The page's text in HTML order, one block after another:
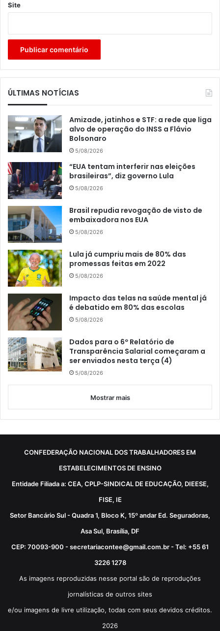
Site
ÚLTIMAS NOTÍCIAS
Amizade, jatinhos e STF: a rede que liga
alvo de operação do INSS a Flávio
Bolsonaro
5/08/2026
“EUA tentam interferir nas eleições
brasileiras”, diz governo Lula
5/08/2026
Brasil repudia revogação de visto de
embaixadora nos EUA
5/08/2026
Lula já cumpriu mais de 80% das
promessas feitas em 2022
5/08/2026
Impacto das telas na saúde mental já
é debatido em 80% das escolas
5/08/2026
Dados para o 6º Relatório de
Transparência Salarial começaram a
ser enviados nesta terça (4)
5/08/2026
Mostrar mais
CONFEDERAÇÃO NACIONAL DOS TRABALHADORES EM
ESTABELECIMENTOS DE ENSINO
Entidade Filiada a: CEA, CPLP-SINDICAL DE EDUCAÇÃO, DIEESE,
FISE, IE
Setor Bancário Sul - Quadra 1, Bloco K, 15º andar Ed. Seguradoras,
Asa Sul, Brasília, DF
CEP: 70093-900 - secretariacontee@gmail.com.br - Tel: +55 61
3226 1278
As imagens reproduzidas nesse portal são de reproduções
jornalísticas de outros sites
e/ou imagens de livre utilização, todas com seus devidos créditos.
2026